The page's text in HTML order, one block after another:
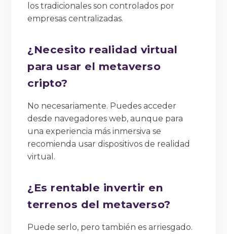
los tradicionales son controlados por
empresas centralizadas.
¿Necesito realidad virtual
para usar el metaverso
cripto?
No necesariamente. Puedes acceder
desde navegadores web, aunque para
una experiencia más inmersiva se
recomienda usar dispositivos de realidad
virtual.
¿Es rentable invertir en
terrenos del metaverso?
Puede serlo, pero también es arriesgado.